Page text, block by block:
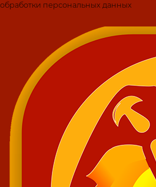
обработки персональных данных